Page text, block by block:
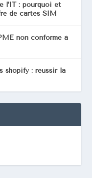
l’IT : pourquoi et
de cartes SIM
non conforme à
shopify : réussir la